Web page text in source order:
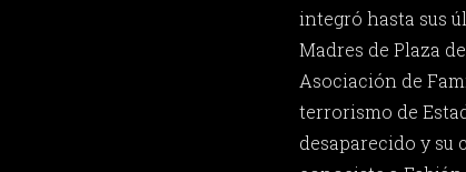
integró hasta sus
Madres de Plaza
Asociación de
terrorismo de
desaparecido y su